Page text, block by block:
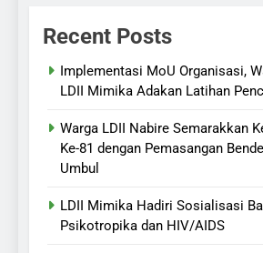
Recent Posts
Implementasi MoU Organisasi,
LDII Mimika Adakan Latihan
Warga LDII Nabire Semarakkan
Ke-81 dengan Pemasangan
Umbul
LDII Mimika Hadiri Sosialisasi
Psikotropika dan HIV/AIDS